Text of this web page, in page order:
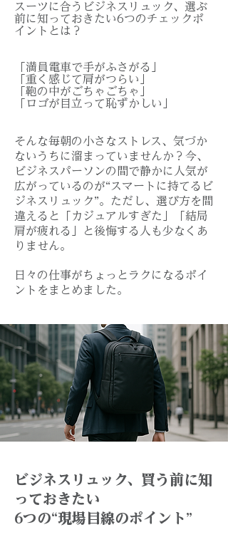
スーツに合うビジネスリュック、 選ぶ
前に知っておきたい6つのチェックポ
イントとは？
「満員電車で手がふさがる」
「重く感じて肩がつらい」
「鞄の中がごちゃごちゃ」
​「ロゴが目立って恥ずかしい」
そんな毎朝の小さなストレス、気づか
ないうちに溜まっていませんか？ 今、
ビジネスパーソンの間で静かに人気が
広がっているのが“スマートに持てるビ
ジネスリュック”。ただし、選び方を間
違えると「カジュアルすぎた」「結局
肩が疲れる」と後悔する人も少なくあ
りません。
日々の仕事がちょっとラクになるポイ
ントをまとめました。
ビジネスリュック、買う前に知
っておきたい
6つの“現場目線のポイント”